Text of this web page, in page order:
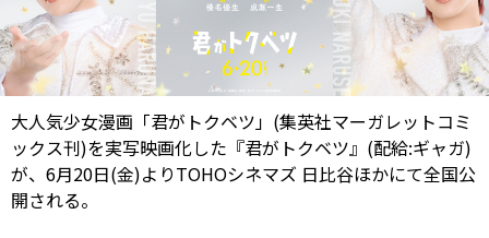
大人気少女漫画「君がトクベツ」(集英社マーガレットコミ
ックス刊)を実写映画化した『君がトクベツ』(配給:ギャガ)
が、6月20日(金)よりTOHOシネマズ 日比谷ほかにて全国公
開される。